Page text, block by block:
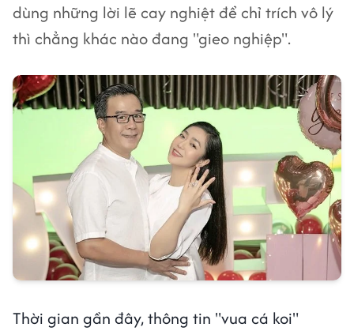
dùng những lời lẽ cay nghiệt để chỉ trích vô lý
thì chẳng khác nào đang "gieo nghiệp".
Thời gian gần đây, thông tin "vua cá koi"